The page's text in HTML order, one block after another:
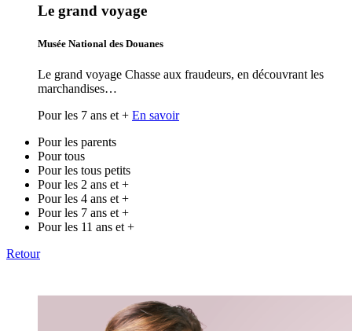
Le grand voyage
Musée National des Douanes
Le grand voyage Chasse aux fraudeurs, en découvrant les
marchandises…
Pour les 7 ans et + En savoir
Pour les parents
Pour tous
Pour les tous petits
Pour les 2 ans et +
Pour les 4 ans et +
Pour les 7 ans et +
Pour les 11 ans et +
Retour